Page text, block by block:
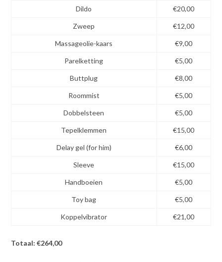
Dildo €20,00
Zweep €12,00
Massageolie-kaars €9,00
Parelketting €5,00
Buttplug €8,00
Roommist €5,00
Dobbelsteen €5,00
Tepelklemmen €15,00
Delay gel (for him) €6,00
Sleeve €15,00
Handboeien €5,00
Toy bag €5,00
Koppelvibrator €21,00
Totaal: €264,00